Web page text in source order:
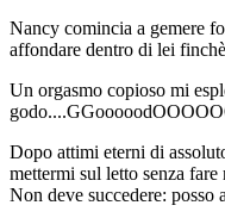
Nancy comincia a gemere
affondare dentro di lei
Un orgasmo copioso mi
Dopo attimi eterni di
mettermi sul letto senza
Non deve succedere: posso